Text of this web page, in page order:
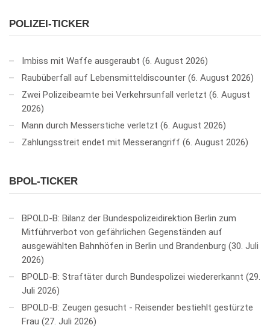
POLIZEI-TICKER
Imbiss mit Waffe ausgeraubt 6. August 2026
Raubüberfall auf Lebensmitteldiscounter 6. August 2026
Zwei Polizeibeamte bei Verkehrsunfall verletzt 6. August
2026
Mann durch Messerstiche verletzt 6. August 2026
Zahlungsstreit endet mit Messerangriff 6. August 2026
BPOL-TICKER
BPOLD-B: Bilanz der Bundespolizeidirektion Berlin zum
Mitführverbot von gefährlichen Gegenständen auf
ausgewählten Bahnhöfen in Berlin und Brandenburg 30. Juli
2026
BPOLD-B: Straftäter durch Bundespolizei wiedererkannt
29.
Juli 2026
BPOLD-B: Zeugen gesucht - Reisender bestiehlt gestürzte
Frau
27. Juli 2026